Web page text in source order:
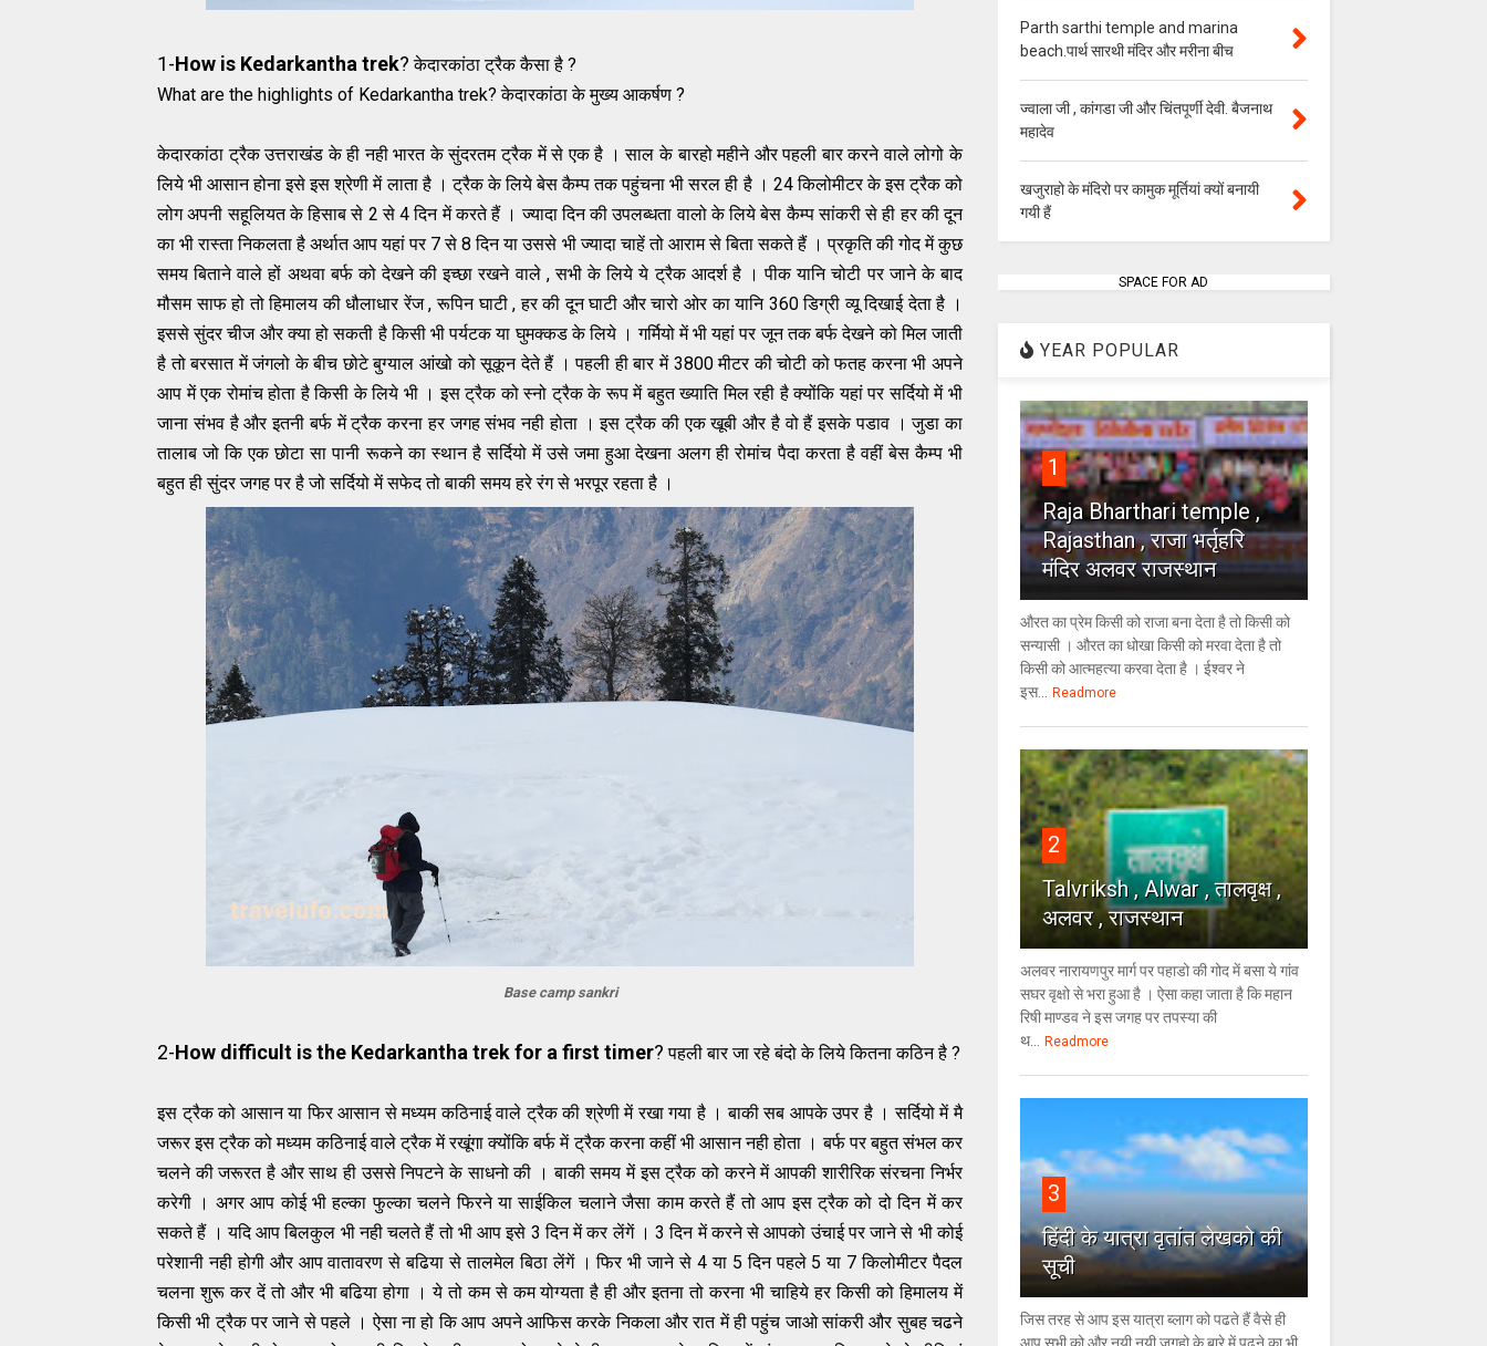
1-How is Kedarkantha trek? केदारकांठा ट्रैक कैसा है ?
What are the highlights of Kedarkantha trek? केदारकांठा के मुख्य आकर्षण ?
केदारकांठा ट्रैक उत्तराखंड के ही नही भारत के सुंदरतम ट्रैक में से एक है । साल के बारहो महीने और पहली बार करने वाले लोगो के
लिये भी आसान होना इसे इस श्रेणी में लाता है । ट्रैक के लिये बेस कैम्प तक पहुंचना भी सरल ही है । 24 किलोमीटर के इस ट्रैक को
लोग अपनी सहूलियत के हिसाब से 2 से 4 दिन में करते हैं । ज्यादा दिन की उपलब्धता वालो के लिये बेस कैम्प सांकरी से ही हर की दून
का भी रास्ता निकलता है अर्थात आप यहां पर 7 से 8 दिन या उससे भी ज्यादा चाहें तो आराम से बिता सकते हैं । प्रकृति की गोद में कुछ
समय बिताने वाले हों अथवा बर्फ को देखने की इच्छा रखने वाले , सभी के लिये ये ट्रैक आदर्श है । पीक यानि चोटी पर जाने के बाद
मौसम साफ हो तो हिमालय की धौलाधार रेंज , रूपिन घाटी , हर ​की दून घाटी और चारो ओर का यानि 360 डिग्री व्यू दिखाई देता है ।
इससे सुंदर चीज और क्या हो सकती है किसी भी पर्यटक या घुमक्कड के लिये । गर्मियो में भी यहां पर जून तक बर्फ देखने को मिल जाती
है तो बरसात में जंगलो के बीच छोटे बुग्याल आंखो को सू​कून देते हैं । पहली ही बार में 3800 मीटर की चोटी को फतह करना भी अपने
आप में एक रोमांच होता है किसी के लिये भी । इस ट्रैक को स्नो ट्रैक के रूप में बहुत ख्याति मिल रही है क्योंकि यहां पर सर्दियो में भी
जाना संभव है और इतनी बर्फ में ट्रैक करना हर जगह संभव नही होता । इस ट्रैक की एक खूबी और है वो हैं इसके पडाव । जुडा का
तालाब जो कि एक छोटा सा पानी रूकने का स्थान है सर्दियो में उसे जमा हुआ देखना अलग ही रोमांच पैदा करता है वहीं बेस कैम्प भी
बहुत ही सुंदर जगह पर है जो सर्दियो में सफेद तो बाकी समय हरे रंग से भरपूर रहता है ।
Base camp sankri
2-How difficult is the Kedarkantha trek for a first timer? पहली बार जा रहे बंदो के लिये कितना कठिन है ?
इस ट्रैक को आसान या फिर आसान से मध्यम कठिनाई वाले ट्रैक की श्रेणी में रखा गया है । बाकी सब आपके उपर है । सर्दियो में मै
जरूर इस ट्रैक को मध्यम कठिनाई वाले ट्रैक में रखूंगा क्योंकि बर्फ में ट्रैक करना कहीं भी आसान नही होता । बर्फ पर बहुत संभल कर
चलने की जरूरत है और साथ ही उससे निपटने के साधनो की । बाकी समय में इस ट्रैक को करने में आपकी शारीरिक संरचना निर्भर
करेगी । अगर आप कोई भी हल्का फुल्का चलने फिरने या साईकिल चलाने जैसा काम करते हैं तो आप इस ट्रैक को दो दिन में कर
सकते हैं । यदि आप बिलकुल भी नही चलते हैं तो भी आप इसे 3 दिन में कर लेंगें । 3 दिन में करने से आपको उंचाई पर जाने से भी कोई
परेशानी नही होगी और आप वातावरण से बढिया से तालमेल बिठा लेंगें । फिर भी जाने से 4 या 5 दिन पहले 5 या 7 किलोमीटर पैदल
चलना शुरू कर दें तो और भी बढिया होगा । ये तो कम से कम योग्यता है ही और इतना तो करना भी चाहिये हर किसी को हिमालय में
किसी भी ट्रैक पर जाने से पहले । ऐसा ना हो कि आप अपने आफिस करके निकला और रात में ही पहुंच जाओ सांकरी और सुबह चढने
Parth sarthi temple and marina
beach.पार्थ सारथी मंदिर और मरीना बीच
ज्वाला जी , कांगडा जी और चिंतपूर्णी देवी. बैजनाथ
महादेव
खजुराहो के मंदिरो पर कामुक मूर्तियां क्यों बनायी
गयी हैं
SPACE FOR AD
YEAR POPULAR
1
Raja Bharthari temple ,
Rajasthan , राजा भर्तृहरि
मंदिर अलवर राजस्थान
औरत का प्रेम किसी को राजा बना देता है तो किसी को
सन्यासी । औरत का धोखा किसी को मरवा देता है तो
किसी को आत्महत्या करवा देता है । ईश्वर ने
इस...
Readmore
2
Talvriksh , Alwar , तालवृक्ष ,
अलवर , राजस्थान
अलवर नारायणपुर मार्ग पर पहाडो की गोद में बसा ये गांव
सघर वृक्षो से भरा हुआ है । ऐसा कहा जाता है कि महान
रिषी माण्डव ने इस जगह पर तपस्या की
थ...
Readmore
3
हिंदी के यात्रा वृतांत लेखको की
सूची
जिस तरह से आप इस यात्रा ब्लाग को पढते हैं वैसे ही